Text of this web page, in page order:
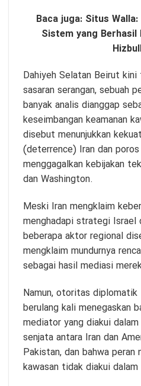
Baca juga: Situs
Sistem yang Berhasil
Dahiyeh Selatan Beirut
sasaran serangan, sebuah
banyak analis dianggap
keseimbangan keamanan
disebut menunjukkan
(deterrence) Iran dan
menggagalkan kebijakan
dan Washington.
Meski Iran mengklaim
menghadapi strategi Israel
beberapa aktor regional
mengklaim mundurnya
sebagai hasil mediasi
Namun, otoritas diplomatik
berulang kali menegaskan
mediator yang diakui
senjata antara Iran dan
Pakistan, dan bahwa peran
kawasan tidak diakui